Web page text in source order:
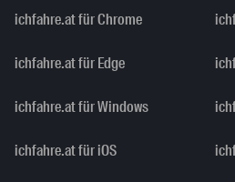
ichfahre.at für Chrome
ichfahre.at für Edge
ichfahre.at für Windows
ichfahre.at für iOS